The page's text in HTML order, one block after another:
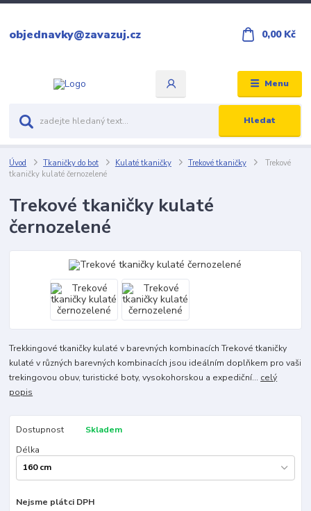
Menu
Hledat
objednavky@zavazuj.cz 0,00 Kč
Úvod Tkaničky do bot Kulaté tkaničky Trekové tkaničky
Trekové
tkaničky kulaté černozelené
Trekové tkaničky kulaté
černozelené
Trekkingové tkaničky kulaté v barevných kombinacích Trekové tkaničky
kulaté v různých barevných kombinacích jsou ideálním doplňkem pro vaši
trekingovou obuv, turistické boty, vysokohorskou a expediční... celý
popis
Dostupnost
Skladem
Délka
Nejsme plátci DPH